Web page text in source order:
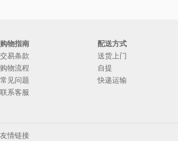
购物指南
交易条款
购物流程
常见问题
联系客服
配送方式
送货上门
自提
快递运输
友情链接